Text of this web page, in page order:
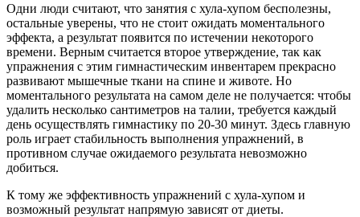
Одни люди считают, что занятия с хула-хупом бесполезны,
остальные уверены, что не стоит ожидать моментального
эффекта, а результат появится по истечении некоторого
времени. Верным считается второе утверждение, так как
упражнения с этим гимнастическим инвентарем прекрасно
развивают мышечные ткани на спине и животе. Но
моментального результата на самом деле не получается: чтобы
удалить несколько сантиметров на талии, требуется каждый
день осуществлять гимнастику по 20-30 минут. Здесь главную
роль играет стабильность выполнения упражнений, в
противном случае ожидаемого результата невозможно
добиться.
К тому же эффективность упражнений с хула-хупом и
возможный результат напрямую зависят от диеты.